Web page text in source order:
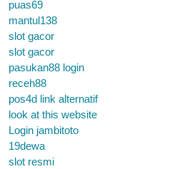
puas69
mantul138
slot gacor
slot gacor
pasukan88 login
receh88
pos4d link alternatif
look at this website
Login jambitoto
19dewa
slot resmi